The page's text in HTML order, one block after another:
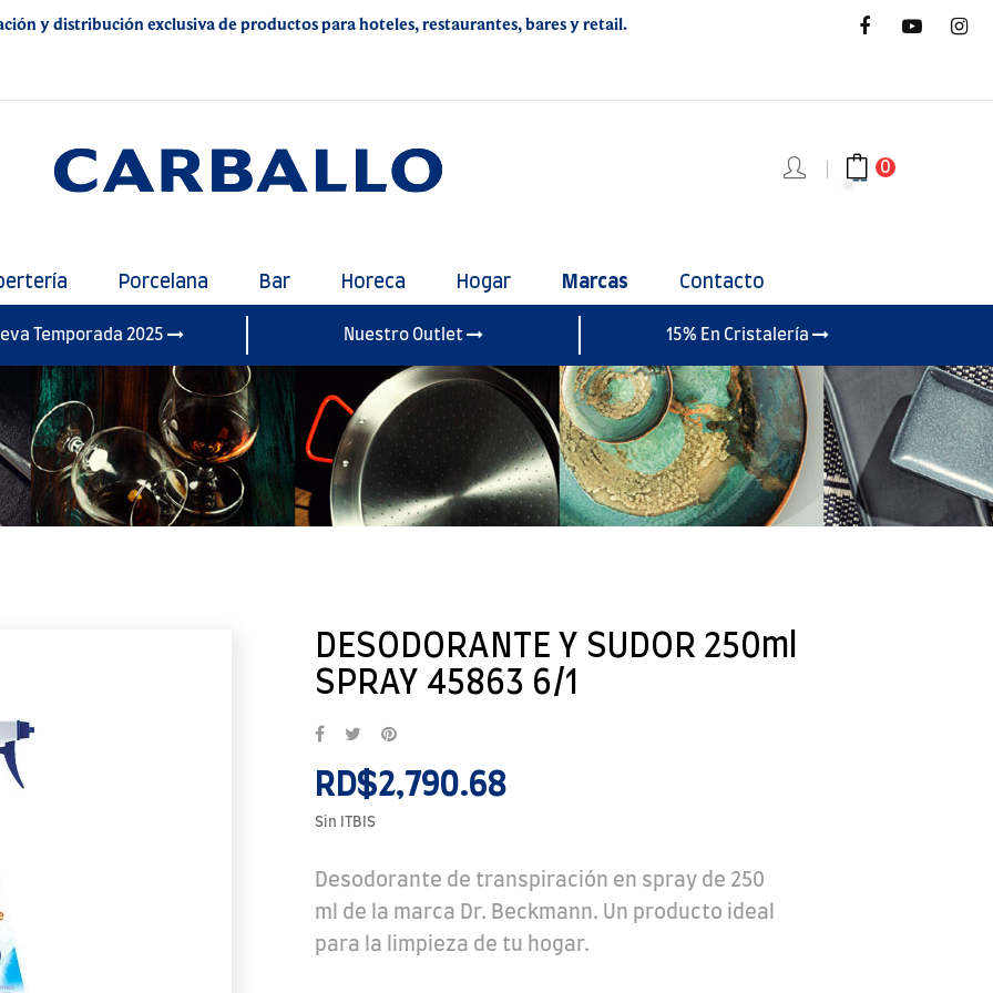
y distribución exclusiva de productos para hoteles, restaurantes, bares y retail.
0
Porcelana Bar Horeca Hogar Marcas Contacto
Temporada 2025 Nuestro Outlet 15% En Cristalería
DESODORANTE Y SUDOR 250ml
SPRAY 45863 6/1
RD$2,790.68
Sin ITBIS
Desodorante de transpiración en spray de 250
ml de la marca Dr. Beckmann. Un producto ideal
para la limpieza de tu hogar.